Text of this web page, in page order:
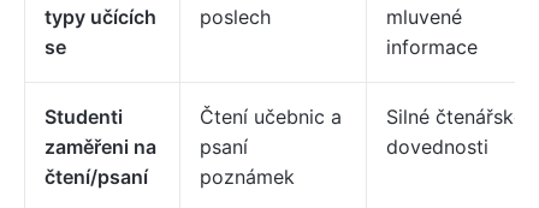
typy učících
se
poslech
mluvené
informace
Studenti
zaměřeni na
čtení/psaní
Čtení učebnic a
psaní
poznámek
Silné čtenářské
dovednosti